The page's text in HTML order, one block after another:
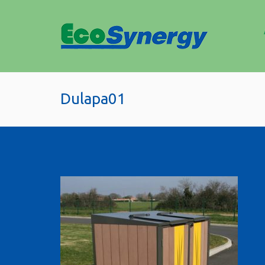
Dulapa01